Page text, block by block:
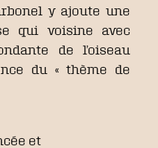
y ajoute une
qui voisine avec
de l’oiseau
du « thème de
et